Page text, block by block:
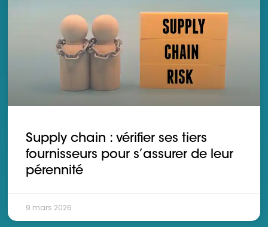
Supply chain : vérifier ses tiers
fournisseurs pour s’assurer de leur
pérennité
9 mars 2026